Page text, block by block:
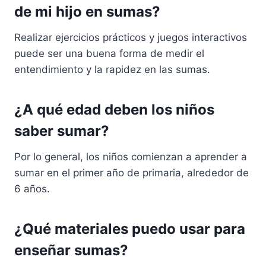
de mi hijo en sumas?
Realizar ejercicios prácticos y juegos interactivos
puede ser una buena forma de medir el
entendimiento y la rapidez en las sumas.
¿A qué edad deben los niños
saber sumar?
Por lo general, los niños comienzan a aprender a
sumar en el primer año de primaria, alrededor de
6 años.
¿Qué materiales puedo usar para
enseñar sumas?